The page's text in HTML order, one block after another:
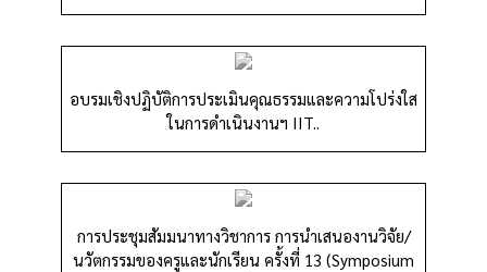
อบรมเชิงปฏิบัติการประเมินคุณธรรมและความโปร่งใส
ในการดำเนินงานฯ IIT..
การประชุมสัมมนาทางวิชาการ การนำเสนองานวิจัย/
นวัตกรรมของครูและนักเรียน ครั้งที่ 13 (Symposium